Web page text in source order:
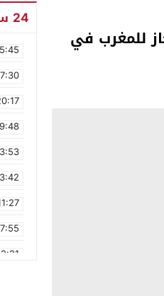
للمغرب في
24 ساعة